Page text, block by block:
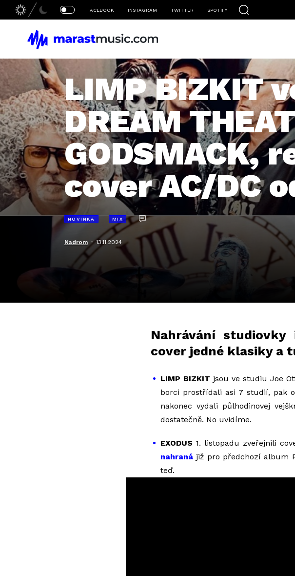
FACEBOOK INSTAGRAM TWITTER SPOTIFY
LIMP BIZKIT
DREAM
GODSMACK,
cover AC/DC
NOVINKA MIX
Nadrom -13.11.2024
Nahrávání
cover jedné klasiky a
LIMP BIZKIT jsou ve studiu Joe
borci prostřídali asi 7 studií, pak
nakonec vydali půlhodinovej
dostatečně. No uvidíme.
EXODUS 1. listopadu zveřejnili
nahranájiž pro předchozí album
teď.